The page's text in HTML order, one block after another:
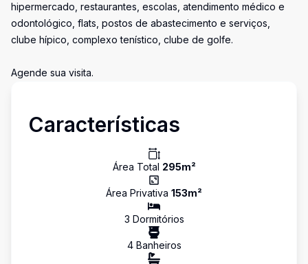
hipermercado, restaurantes, escolas, atendimento médico e
odontológico, flats, postos de abastecimento e serviços,
clube hípico, complexo tenístico, clube de golfe.
Agende sua visita.
Características
Área Total 295m²
Área Privativa 153m²
3 Dormitórios
4Banheiros